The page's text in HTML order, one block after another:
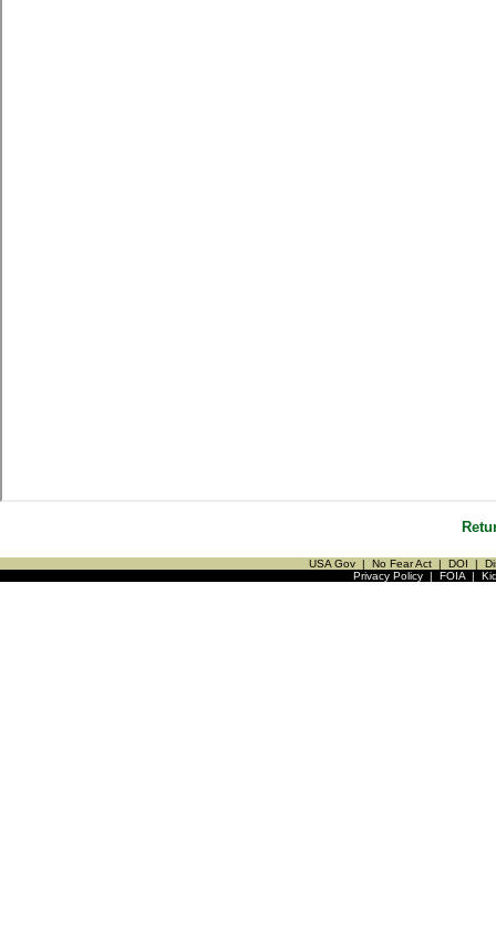
USA Gov | No Fear Act | DOI |
Privacy Policy| FOIA|